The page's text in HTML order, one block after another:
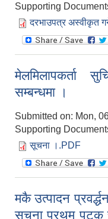
Supporting
दरभाउपत्र अस्वीकृत
मेलमिलापकर्ता
सम्बन्धमा ।
Submitted on: Mon,
Supporting
सूचना ।.PDF
मकै उत्पादन
सूचना प्रथम पटक